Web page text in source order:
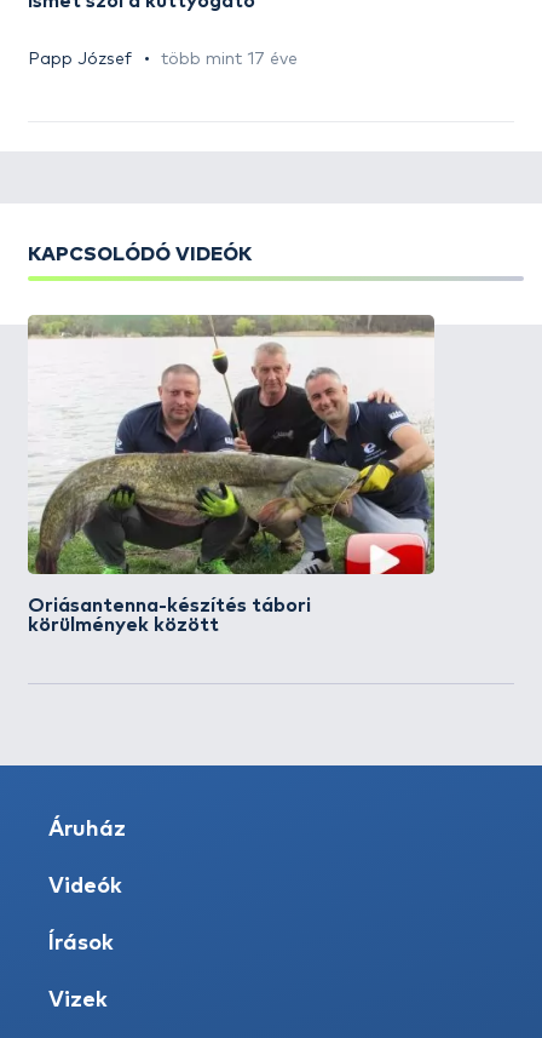
Papp József több mint 17 éve
KAPCSOLÓDÓ VIDEÓK
Óriásantenna-készítés tábori
körülmények között
Áruház
Videók
Írások
Vizek